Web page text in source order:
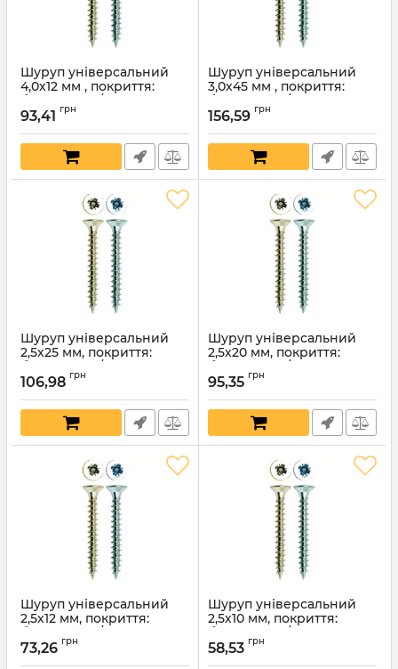
Шуруп універсальний
4,0х12 мм , покриття:
білий цинк / жовтий
цинк
Артикул: 1308
93,41 грн
Шуруп універсальний
3,0х45 мм , покриття:
білий цинк / жовтий
цинк
Артикул: 1295
156,59 грн
Шуруп універсальний
2,5х25 мм, покриття:
білий цинк / жовтий
цинк
Артикул: 1286
106,98 грн
Шуруп універсальний
2,5х20 мм, покриття:
білий цинк / жовтий
цинк
Артикул: 1285
95,35 грн
Шуруп універсальний
2,5х12 мм, покриття:
білий цинк / жовтий
цинк
Артикул: 1283
73,26 грн
Шуруп універсальний
2,5х10 мм, покриття:
білий цинк / жовтий
цинк
Артикул: 1282
58,53 грн